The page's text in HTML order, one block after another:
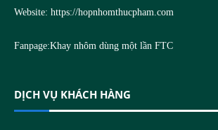
Website: https://hopnhomthucpham.com
Fanpage:Khay nhôm dùng một lần FTC
DỊCH VỤ KHÁCH HÀNG